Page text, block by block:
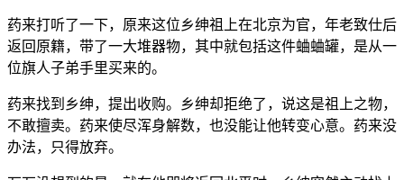
药来打听了一下，原来这位乡绅祖上在北京为官，年老致仕后
返回原籍，带了一大堆器物，其中就包括这件蛐蛐罐，是从一
位旗人子弟手里买来的。
药来找到乡绅，提出收购。乡绅却拒绝了，说这是祖上之物，
不敢擅卖。药来使尽浑身解数，也没能让他转变心意。药来没
办法，只得放弃。